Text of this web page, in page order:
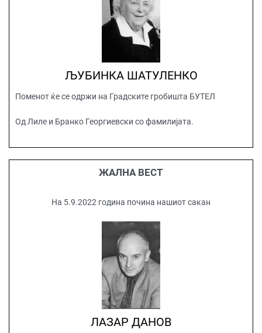
ЉУБИНКА ШАТУЛЕНКО
Поменот ќе се одржи на Градските гробишта БУТЕЛ
Од Лиле и Бранко Георгиевски со фамилијата.
ЖАЛНА ВЕСТ
На 5.9.2022 година почина нашиот сакан
ЛАЗАР ДАНОВ